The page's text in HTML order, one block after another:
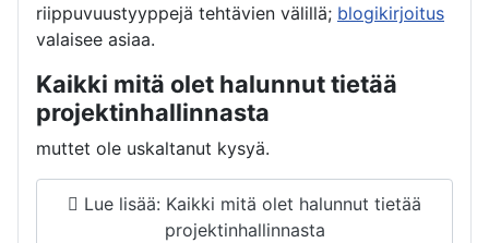
riippuvuustyyppejä tehtävien välillä; blogikirjoitus
valaisee asiaa.
Kaikki mitä olet halunnut tietää
projektinhallinnasta
muttet ole uskaltanut kysyä.
Lue lisää: Kaikki mitä olet halunnut tietää
projektinhallinnasta